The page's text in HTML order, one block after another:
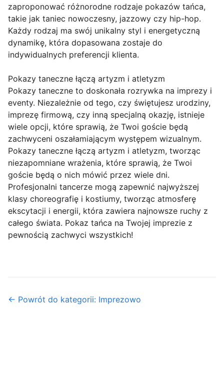
zaproponować różnorodne rodzaje pokazów tańca,
takie jak taniec nowoczesny, jazzowy czy hip-hop.
Każdy rodzaj ma swój unikalny styl i energetyczną
dynamikę, która dopasowana zostaje do
indywidualnych preferencji klienta.
Pokazy taneczne łączą artyzm i atletyzm
Pokazy taneczne to doskonała rozrywka na imprezy i
eventy. Niezależnie od tego, czy świętujesz urodziny,
imprezę firmową, czy inną specjalną okazję, istnieje
wiele opcji, które sprawią, że Twoi goście będą
zachwyceni oszałamiającym występem wizualnym.
Pokazy taneczne łączą artyzm i atletyzm, tworząc
niezapomniane wrażenia, które sprawią, że Twoi
goście będą o nich mówić przez wiele dni.
Profesjonalni tancerze mogą zapewnić najwyższej
klasy choreografię i kostiumy, tworząc atmosferę
ekscytacji i energii, która zawiera najnowsze ruchy z
całego świata. Pokaz tańca na Twojej imprezie z
pewnością zachwyci wszystkich!
← Powrót do kategorii: Imprezowo